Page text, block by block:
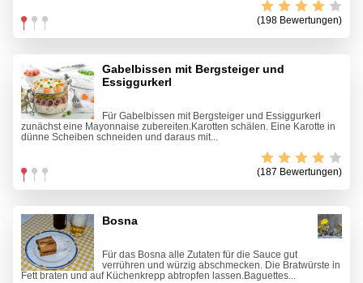
(198 Bewertungen)
Gabelbissen mit Bergsteiger und
Essiggurkerl
Für Gabelbissen mit Bergsteiger und Essiggurkerl
zunächst eine Mayonnaise zubereiten.Karotten schälen. Eine Karotte in
dünne Scheiben schneiden und daraus mit...
(187 Bewertungen)
Bosna
Für das Bosna alle Zutaten für die Sauce gut
verrühren und würzig abschmecken. Die Bratwürste in
Fett braten und auf Küchenkrepp abtropfen lassen.Baguettes...